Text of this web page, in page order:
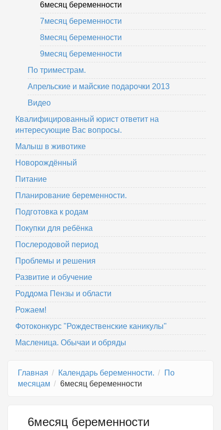
6месяц беременности
7месяц беременности
8месяц беременности
9месяц беременности
По триместрам.
Апрельские и майские подарочки 2013
Видео
Квалифицированный юрист ответит на
интересующие Вас вопросы.
Малыш в животике
Новорождённый
Питание
Планирование беременности.
Подготовка к родам
Покупки для ребёнка
Послеродовой период
Проблемы и решения
Развитие и обучение
Роддома Пензы и области
Рожаем!
Фотоконкурс "Рождественские каникулы"
Масленица. Обычаи и обряды
Главная Календарь беременности.
По
месяцам
6месяц беременности
6месяц беременности